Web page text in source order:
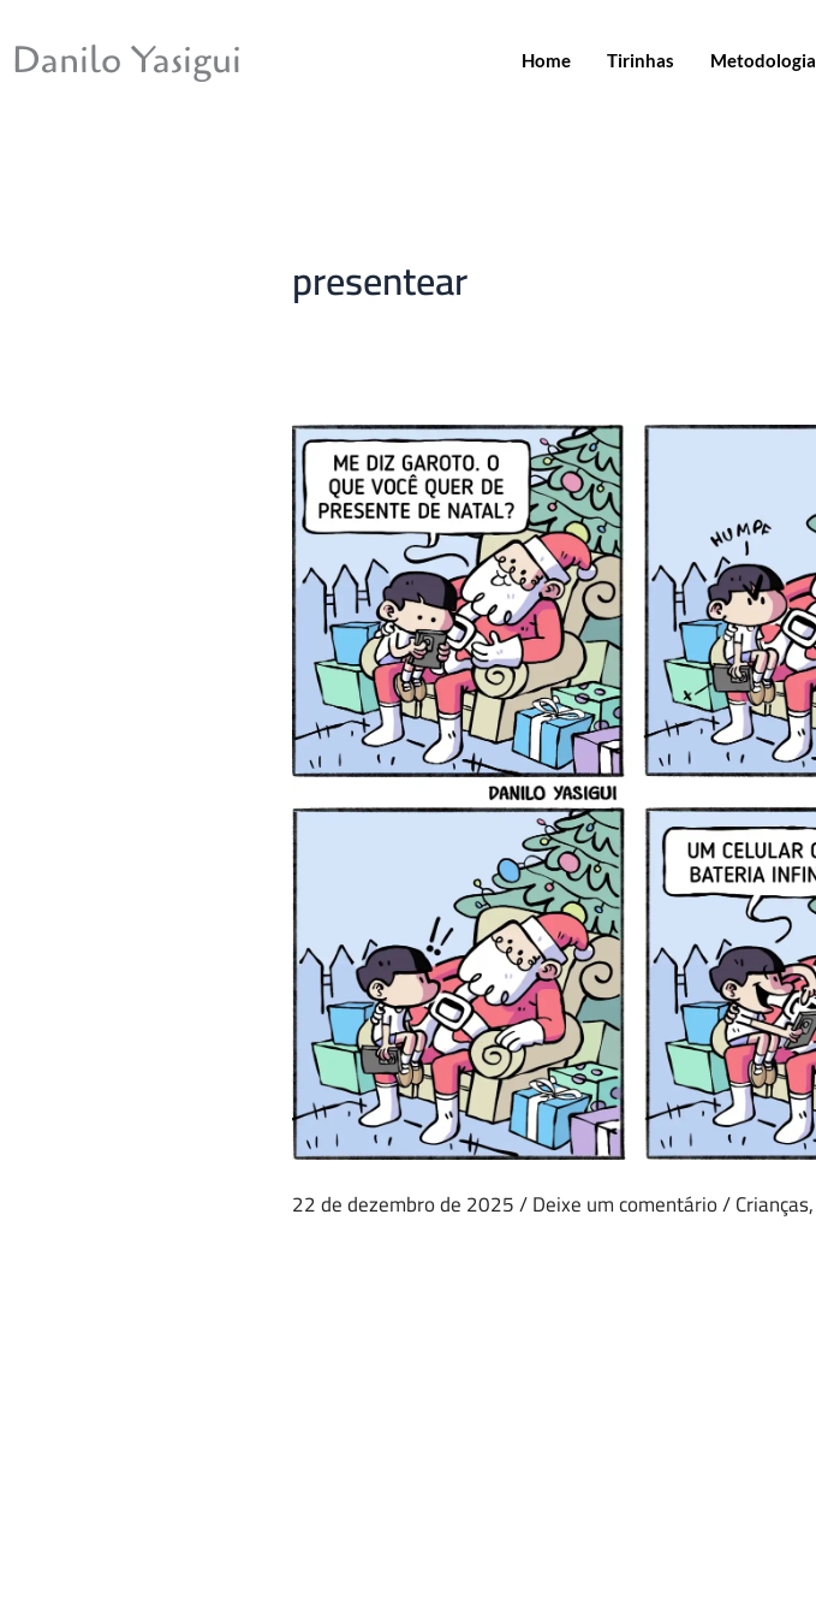
para
Danilo Yasigui Home Tirinhas Metodologia
presentear
22 de dezembro de 2025/Deixe um comentário/Crianças,